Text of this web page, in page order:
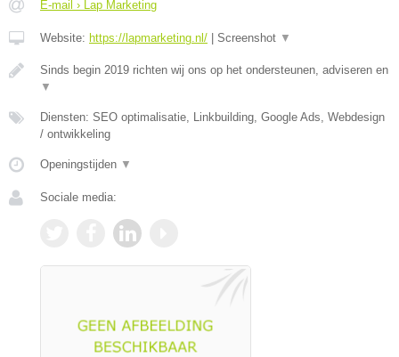
E-mail › Lap Marketing
Website: https://lapmarketing.nl/ Screenshot ▼
Sinds begin 2019 richten wij ons op het ondersteunen, adviseren en
▼
Diensten: SEO optimalisatie, Linkbuilding, Google Ads, Webdesign
/ ontwikkeling
Openingstijden ▼
Sociale media: